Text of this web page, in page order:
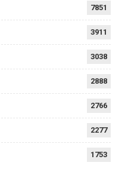
7851
3911
3038
2888
2766
2277
1753